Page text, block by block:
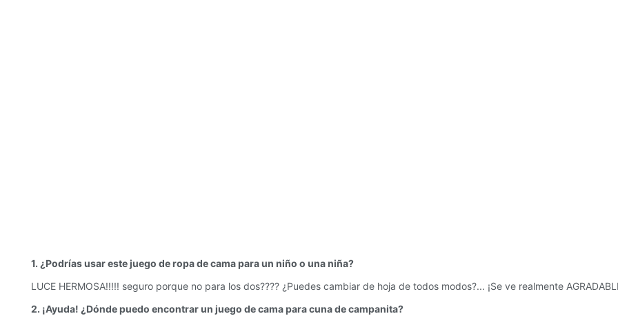
1. ¿Podrías usar este juego de ropa de cama para un niño o una niña?
LUCE HERMOSA!!!!! seguro porque no para los dos???? ¿Puedes cambiar de hoja de todos modos?... ¡Se ve realmente
2. ¡Ayuda! ¿Dónde puedo encontrar un juego de cama para cuna de campanita?